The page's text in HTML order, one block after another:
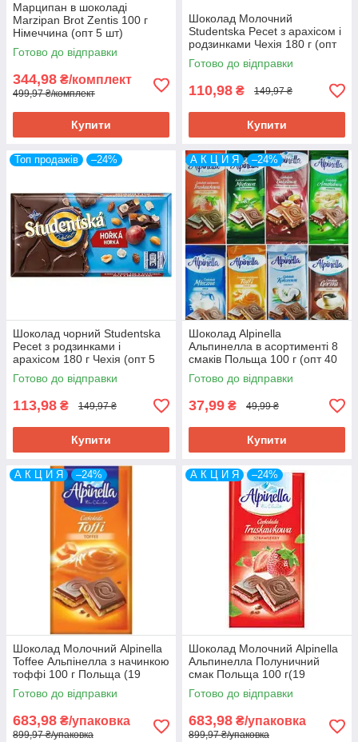
Марципан в шоколаді
Marzipan Brot Zentis 100 г
Німеччина (опт 5 шт)
Готово до відправки
344,98 ₴/комплект
499,97 ₴/комплект
Купити
Шоколад Молочний
Studentska Pecet з арахісом і
родзинками Чехія 180 г (опт
5 шт)
Готово до відправки
110,98 ₴ 149,97 ₴
Купити
Топ продажів –24%
Шоколад чорний Studentska
Pecet з родзинками і
арахісом 180 г Чехія (опт 5
шт)
Готово до відправки
113,98 ₴ 149,97 ₴
Купити
А К Ц И Я –24%
Шоколад Alpinella
Альпинелла в асортименті 8
смаків Польща 100 г (опт 40
шт)
Готово до відправки
37,99 ₴ 49,99 ₴
Купити
А К Ц И Я –24%
Шоколад Молочний Alpinella
Toffee Альпінелла з начинкою
тоффі 100 г Польща (19
шт./1уп)
Готово до відправки
683,98 ₴/упаковка
899,97 ₴/упаковка
А К Ц И Я –24%
Шоколад Молочний Alpinella
Альпинелла Полуничний
смак Польща 100 г(19
шт/1уп)
Готово до відправки
683,98 ₴/упаковка
899,97 ₴/упаковка